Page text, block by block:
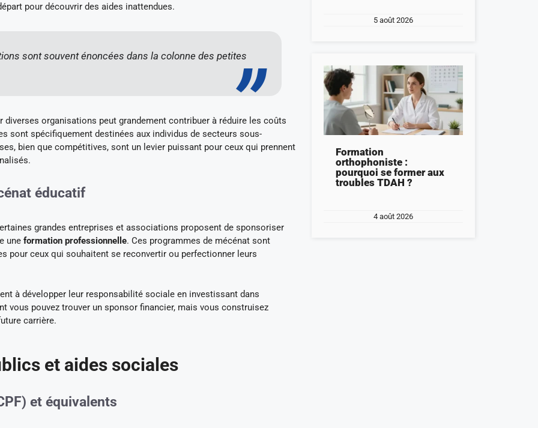
pour découvrir des aides inattendues.
sont souvent énoncées dans la colonne des petites
organisations peut grandement contribuer à réduire les coûts
sont spécifiquement destinées aux individus de secteurs sous-
bien que compétitives, sont un levier puissant pour ceux qui prennent
éducatif
grandes entreprises et associations proposent de sponsoriser
une formation professionnelle. Ces programmes de mécénat sont
pour ceux qui souhaitent se reconvertir ou perfectionner leurs
à développer leur responsabilité sociale en investissant dans
vous pouvez trouver un sponsor financier, mais vous construisez
carrière.
et aides sociales
et équivalents
5 août 2026
Formation
orthophoniste :
pourquoi se former aux
troubles TDAH ?
4 août 2026